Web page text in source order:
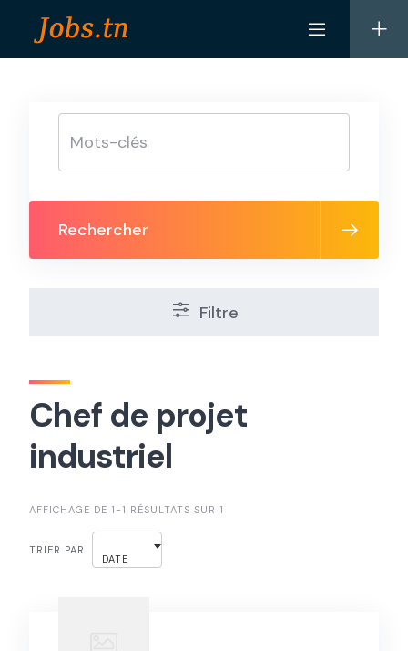
Rechercher
Filtre
Chef de projet
industriel
AFFICHAGE DE 1-1 RÉSULTATS SUR 1
TRIER PAR
DATE